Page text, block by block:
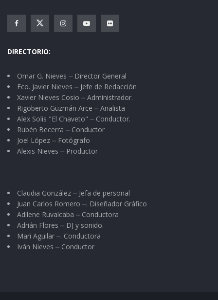
La familia Nieves Cosío y Nolasco Nieves, en
particular, extienden su reconocimiento a los
habilidad médica, son galenos a toda m….
Pero no solo ellos merecen el reconocimiento.
Felicidadesa todos esos médicos que, con su
compromiso diario, brindan
y un trato lleno de
al servicio de la humanidad.
Tags: Dia del médico
DIRECTORIO:
Omar G. Nieves ⏤ Director General
Fco. Javier Nieves ⏤ Jefe de Redacción
Xavier Nieves Cosio ⏤ Administrador.
Rigoberto Guzmán Arce ⏤ Analista
Alex Solis "El Chaveto" ⏤ Conductor.
Rubén Becerra ⏤ Conductor
Joel López ⏤ Fotógrafo
Alexis Nieves ⏤ Productor
Claudia González ⏤ Jefa de personal
Juan Carlos Romero ⏤. Diseñador Gráfico
Adilene Ruvalcaba ⏤ Conductora
Adrián Flores ⏤ DJ y sonido.
Mari Aguilar ⏤. Conductora
Iván Nieves ⏤ Conductor